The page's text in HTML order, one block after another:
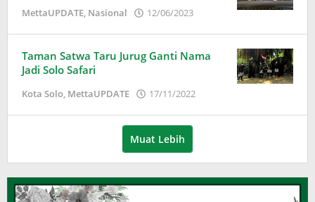
MettaUPDATE, Nasional 12/06/2023
Taman Satwa Taru Jurug Ganti Nama
Jadi Solo Safari
Kota Solo, MettaUPDATE 17/11/2022
Muat Lebih